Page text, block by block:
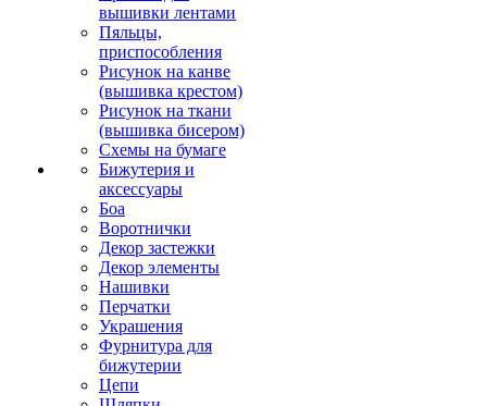
вышивки лентами
Пяльцы,
приспособления
Рисунок на канве
(вышивка крестом)
Рисунок на ткани
(вышивка бисером)
Схемы на бумаге
Бижутерия и
аксессуары
Боа
Воротнички
Декор застежки
Декор элементы
Нашивки
Перчатки
Украшения
Фурнитура для
бижутерии
Цепи